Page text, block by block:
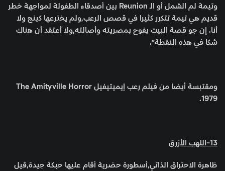
وتيمة لم الشمل أو الـ Reunion بين أصدقاء الطفولة لمواجهة خطر
قديم هي تيمة تتكرر كثيرا في قصص الرعب,ولم يخترعها كينج ولا
أنا. إن جو قصة البيت يفوح بمصريته وأصالته,ولا أعتقد أن هناك
شكا في هذه النقطة”.
ومقتبسة أيضا من فيلم رعب إيميتيفيل The Amityville Horror
1979.
13-اللهب الأزرق
ظاهرة الاحتراق الذاتي,أسطورة حضرية أقام عليها حبكة جيدة,قيل